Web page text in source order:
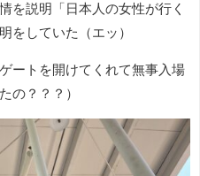
を説明「日本人の女性が行く
をしていた（エッ）
ートを開けてくれて無事入場
の？？？）